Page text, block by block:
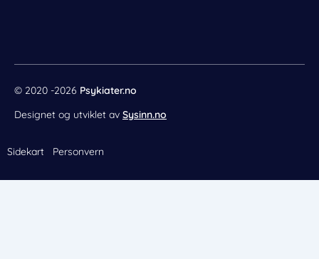
© 2020 -2026 Psykiater.no
Designet og utviklet av Sysinn.no
Sidekart Personvern